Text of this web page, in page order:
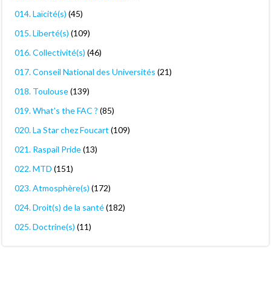
014. Laïcité(s) (45)
015. Liberté(s) (109)
016. Collectivité(s) (46)
017. Conseil National des Universités (21)
018. Toulouse(139)
019. What's the FAC ? (85)
020. La Star chez Foucart (109)
021. Raspail Pride(13)
022. MTD (151)
023. Atmosphère(s) (172)
024. Droit(s) de la santé(182)
025. Doctrine(s) (11)